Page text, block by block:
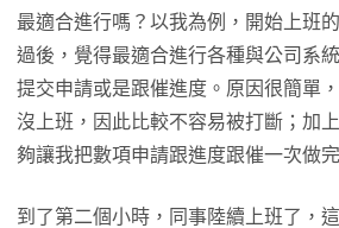
最適合進行嗎？以我為例，開始上班
過後，覺得最適合進行各種與公司系
提交申請或是跟催進度。原因很簡單
沒上班，因此比較不容易被打斷；加
夠讓我把數項申請跟進度跟催一次做完
到了第二個小時，同事陸續上班了，